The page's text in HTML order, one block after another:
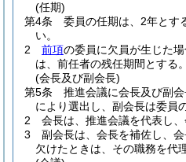
(任期)
第4条
委員の任期は、2年とす
い。
2
前項の委員に欠員が生じた
は、前任者の残任期間とする。
(会長及び副会長)
第5条
推進会議に会長及び副
により選出し、副会長は委員
2
会長は、推進会議を代表し、
3
副会長は、会長を補佐し、
欠けたときは、その職務を代